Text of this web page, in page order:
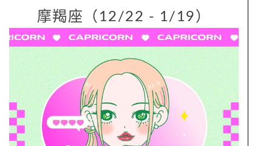
摩羯座（12/22 - 1/19）